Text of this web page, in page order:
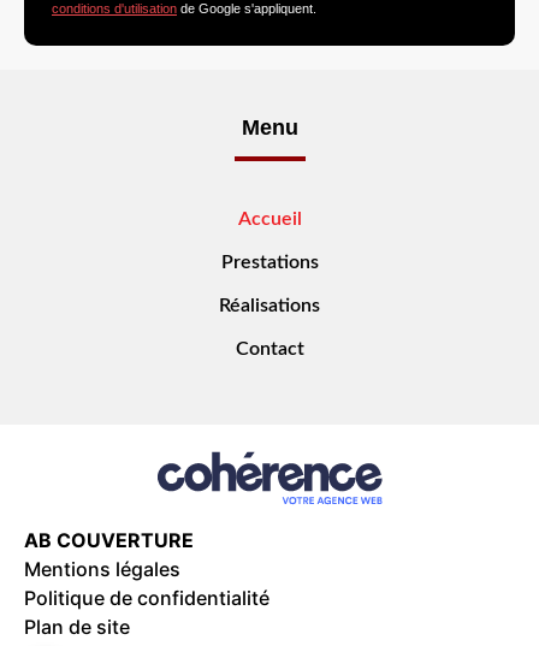
conditions d'utilisation de Google s'appliquent.
Menu
Accueil
Prestations
Réalisations
Contact
AB COUVERTURE
Mentions légales
Politique de confidentialité
Plan de site